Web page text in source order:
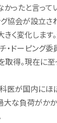
かったと言って
協会が設立さ
く変化します
・ドーピング委
得。現在に至
医が国内にほ
大な負荷がか